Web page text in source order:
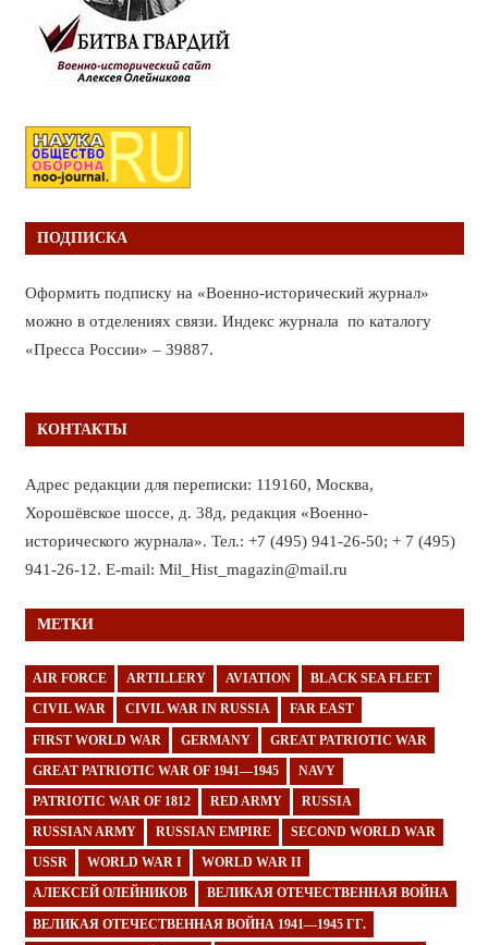
ПОДПИСКА
Оформить подписку на «Военно-исторический журнал»
можно в отделениях связи. Индекс журнала по каталогу
«Пресса России» – 39887.
КОНТАКТЫ
Адрес редакции для переписки: 119160, Москва,
Хорошёвское шоссе, д. 38д, редакция «Военно-
исторического журнала». Тел.: +7 (495) 941-26-50; + 7 (495)
941-26-12. E-mail: Mil_Hist_magazin@mail.ru
МЕТКИ
AIR FORCE ARTILLERY AVIATION BLACK SEA FLEET
CIVIL WAR CIVIL WAR IN RUSSIA FAR EAST
FIRST WORLD WAR GERMANY GREAT PATRIOTIC WAR
GREAT PATRIOTIC WAR OF 1941—1945 NAVY
PATRIOTIC WAR OF 1812 RED ARMY RUSSIA
RUSSIAN ARMY RUSSIAN EMPIRE SECOND WORLD WAR
USSR WORLD WAR I WORLD WAR II
АЛЕКСЕЙ ОЛЕЙНИКОВ ВЕЛИКАЯ ОТЕЧЕСТВЕННАЯ ВОЙНА
ВЕЛИКАЯ ОТЕЧЕСТВЕННАЯ ВОЙНА 1941—1945 ГГ.